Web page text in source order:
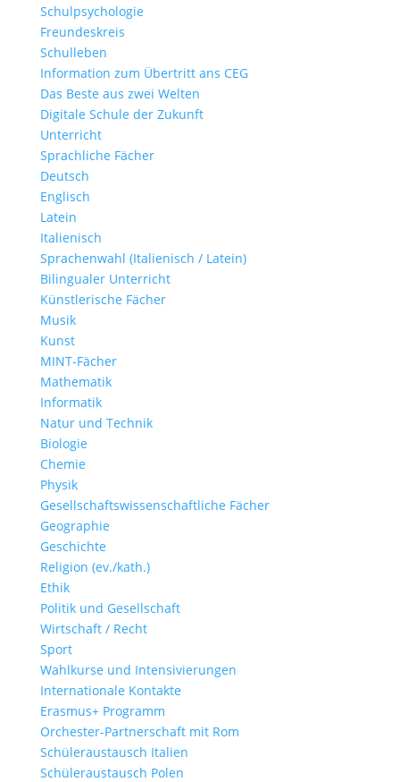
Schulpsychologie
Freundeskreis
Schulleben
Information zum Übertritt ans CEG
Das Beste aus zwei Welten
Digitale Schule der Zukunft
Unterricht
Sprachliche Fächer
Deutsch
Englisch
Latein
Italienisch
Sprachenwahl (Italienisch / Latein)
Bilingualer Unterricht
Künstlerische Fächer
Musik
Kunst
MINT-Fächer
Mathematik
Informatik
Natur und Technik
Biologie
Chemie
Physik
Gesellschaftswissenschaftliche Fächer
Geographie
Geschichte
Religion (ev./kath.)
Ethik
Politik und Gesellschaft
Wirtschaft / Recht
Sport
Wahlkurse und Intensivierungen
Internationale Kontakte
Erasmus+ Programm
Orchester-Partnerschaft mit Rom
Schüleraustausch Italien
Schüleraustausch Polen